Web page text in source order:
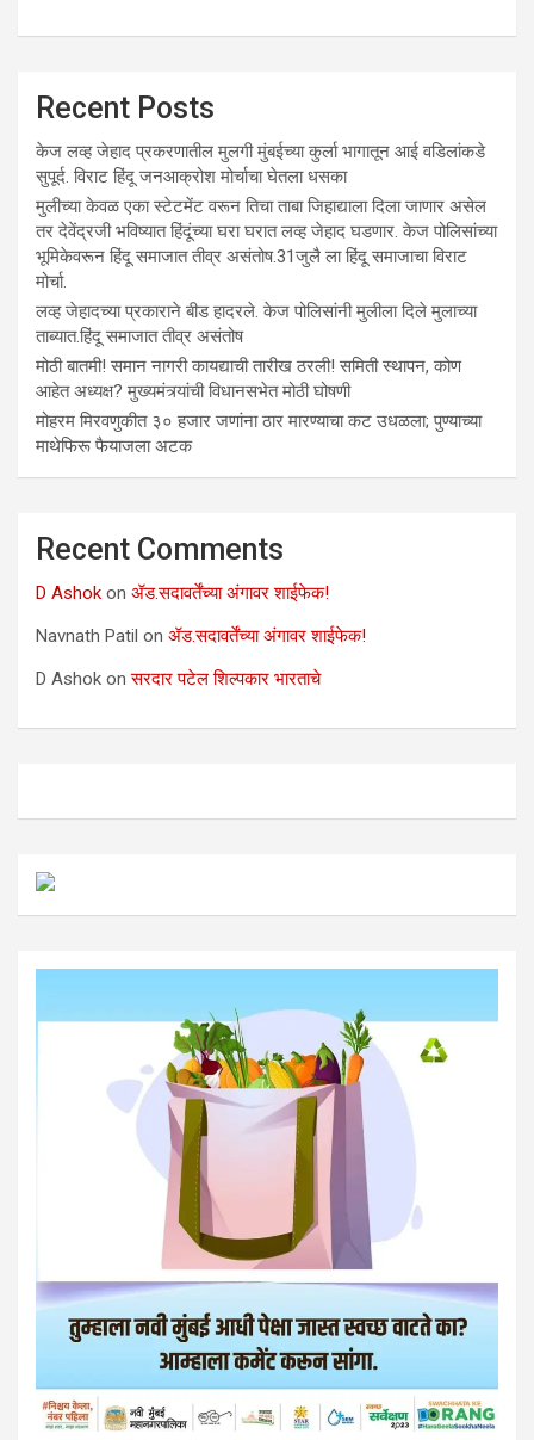
Recent Posts
केज लव्ह जेहाद प्रकरणातील मुलगी मुंबईच्या कुर्ला भागातून आई वडिलांकडे
सुपूर्द. विराट हिंदू जनआक्रोश मोर्चाचा घेतला धसका
मुलीच्या केवळ एका स्टेटमेंट वरून तिचा ताबा जिहाद्याला दिला जाणार असेल
तर देवेंद्रजी भविष्यात हिंदूंच्या घरा घरात लव्ह जेहाद घडणार. केज पोलिसांच्या
भूमिकेवरून हिंदू समाजात तीव्र असंतोष.31जुलै ला हिंदू समाजाचा विराट
मोर्चा.
लव्ह जेहादच्या प्रकाराने बीड हादरले. केज पोलिसांनी मुलीला दिले मुलाच्या
ताब्यात.हिंदू समाजात तीव्र असंतोष
मोठी बातमी! समान नागरी कायद्याची तारीख ठरली! समिती स्थापन, कोण
आहेत अध्यक्ष? मुख्यमंत्र्यांची विधानसभेत मोठी घोषणी
मोहरम मिरवणुकीत ३० हजार जणांना ठार मारण्‍याचा कट उधळला; पुण्‍याच्‍या
माथेफिरू फैयाजला अटक
Recent Comments
D Ashok on ॲड.सदावर्तेंच्या अंगावर शाईफेक!
Navnath Patil on ॲड.सदावर्तेंच्या अंगावर शाईफेक!
D Ashok onसरदार पटेल शिल्पकार भारताचे